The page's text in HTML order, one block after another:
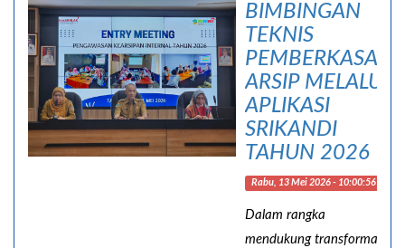
BIMBINGAN
TEKNIS
PEMBERKASAN
ARSIP MELALUI
APLIKASI
SRIKANDI
TAHUN 2026
Rabu, 13 Mei 2026 - 10:00:56
Dalam rangka
mendukung transformasi